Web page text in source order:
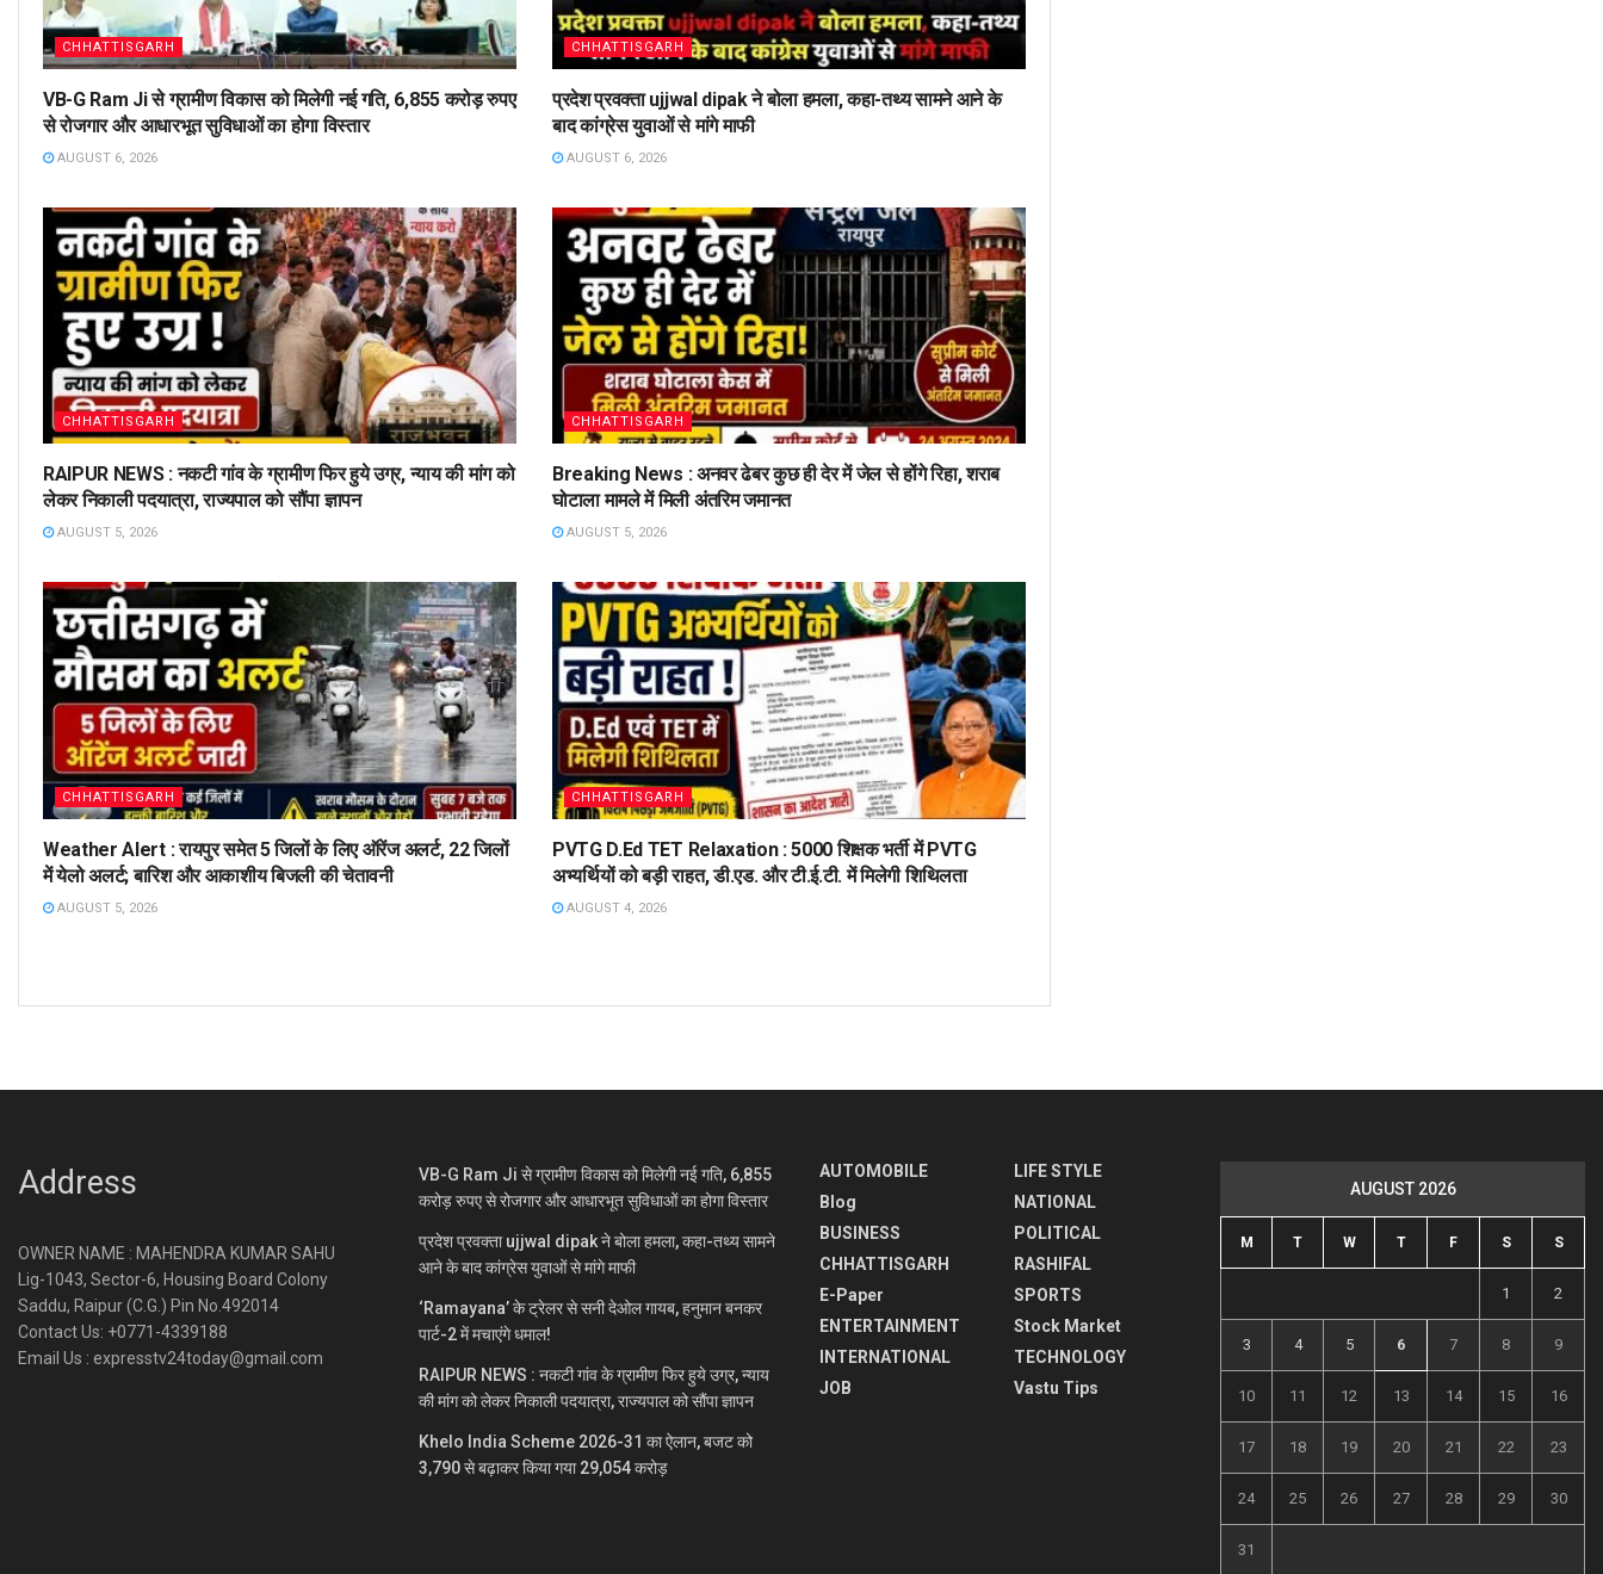
CHHATTISGARH
VB-G Ram Ji से ग्रामीण विकास को मिलेगी नई गति, 6,855 करोड़ रुपए
से रोजगार और आधारभूत सुविधाओं का होगा विस्तार
AUGUST 6, 2026
CHHATTISGARH
प्रदेश प्रवक्ता ujjwal dipak ने बोला हमला, कहा-तथ्य सामने आने के
बाद कांग्रेस युवाओं से मांगे माफी
AUGUST 6, 2026
CHHATTISGARH
RAIPUR NEWS : नकटी गांव के ग्रामीण फिर हुये उग्र, न्याय की मांग को
लेकर निकाली पदयात्रा, राज्यपाल को सौंपा ज्ञापन
AUGUST 5, 2026
CHHATTISGARH
Breaking News : अनवर ढेबर कुछ ही देर में जेल से होंगे रिहा, शराब
घोटाला मामले में मिली अंतरिम जमानत
AUGUST 5, 2026
CHHATTISGARH
Weather Alert : रायपुर समेत 5 जिलों के लिए ऑरेंज अलर्ट, 22 जिलों
में येलो अलर्ट; बारिश और आकाशीय बिजली की चेतावनी
AUGUST 5, 2026
CHHATTISGARH
PVTG D.Ed TET Relaxation : 5000 शिक्षक भर्ती में PVTG
अभ्यर्थियों को बड़ी राहत, डी.एड. और टी.ई.टी. में मिलेगी शिथिलता
AUGUST 4, 2026
Address
OWNER NAME : MAHENDRA KUMAR SAHU
Lig-1043, Sector-6, Housing Board Colony
Saddu, Raipur (C.G.) Pin No.492014
Contact Us: +0771-4339188
Email Us : expresstv24today@gmail.com
VB-G Ram Ji से ग्रामीण विकास को मिलेगी नई गति, 6,855
करोड़ रुपए से रोजगार और आधारभूत सुविधाओं का होगा विस्तार
प्रदेश प्रवक्ता ujjwal dipak ने बोला हमला, कहा-तथ्य सामने
आने के बाद कांग्रेस युवाओं से मांगे माफी
‘Ramayana’ के ट्रेलर से सनी देओल गायब, हनुमान बनकर
पार्ट-2 में मचाएंगे धमाल!
RAIPUR NEWS : नकटी गांव के ग्रामीण फिर हुये उग्र, न्याय
की मांग को लेकर निकाली पदयात्रा, राज्यपाल को सौंपा ज्ञापन
Khelo India Scheme 2026-31 का ऐलान, बजट को
3,790 से बढ़ाकर किया गया 29,054 करोड़
AUTOMOBILE
Blog
BUSINESS
CHHATTISGARH
E-Paper
ENTERTAINMENT
INTERNATIONAL
JOB
LIFE STYLE
NATIONAL
POLITICAL
RASHIFAL
SPORTS
Stock Market
TECHNOLOGY
Vastu Tips
AUGUST 2026
M T W T F S S
1 2
3 4 5 6 7 8 9
10 11 12 13 14 15 16
17 18 19 20 21 22 23
24 25 26 27 28 29 30
31